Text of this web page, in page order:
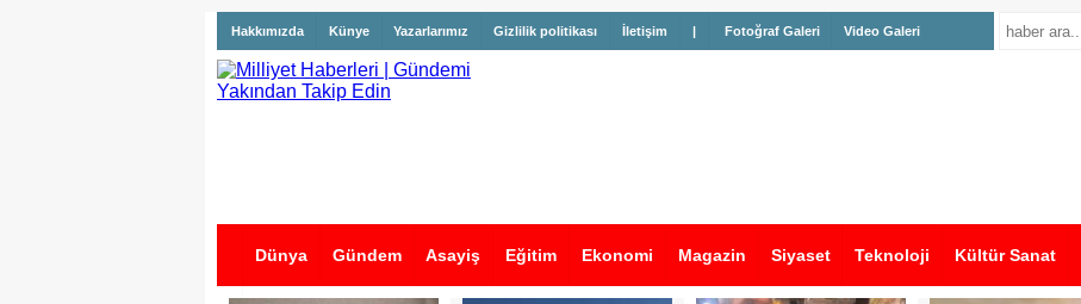
Hakkımızda Künye Yazarlarımız Gizlilik politikası İletişim | Fotoğraf Galeri Video Galeri
Dünya Gündem Asayiş Eğitim Ekonomi Magazin Siyaset Teknoloji Kültür Sanat